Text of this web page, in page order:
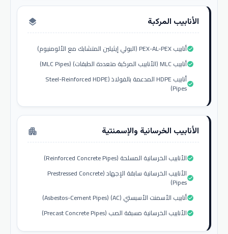
الأنابيب المركبة layers
أنابيب PEX-AL-PEX (البولي إيثيلين المتشابك مع الألومنيوم)check_circle
أنابيب MLC (الأنابيب المركبة متعددة الطبقات) (MLC Pipes)check_circle
أنابيب HDPE المدعمة بالفولاذ (Steel-Reinforced HDPE
Pipes)check_circle
الأنابيب الخرسانية والإسمنتية apartment
الأنابيب الخرسانية المسلحة (Reinforced Concrete Pipes)check_circle
الأنابيب الخرسانية سابقة الإجهاد (Prestressed Concrete
Pipes)check_circle
أنابيب الأسمنت الأسبستي (AC) (Asbestos-Cement Pipes)check_circle
الأنابيب الخرسانية مسبقة الصب (Precast Concrete Pipes)check_circle